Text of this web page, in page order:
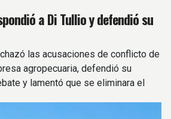
a Di Tullio y defendió su
las acusaciones de conflicto de
agropecuaria, defendió su
y lamentó que se eliminara el